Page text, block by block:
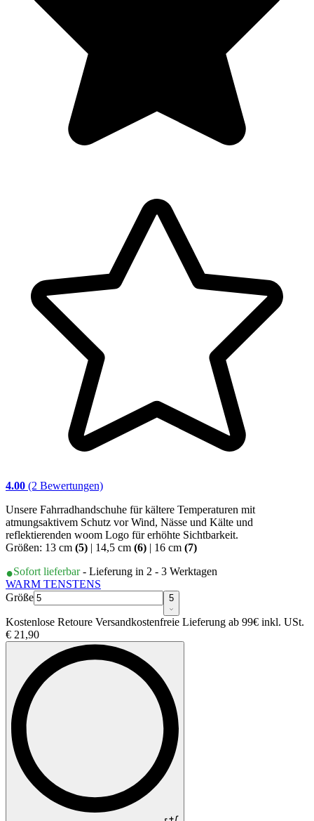
4.00 (2 Bewertungen)
Unsere Fahrradhandschuhe für kältere Temperaturen mit
atmungsaktivem Schutz vor Wind, Nässe und Kälte und
reflektierenden woom Logo für erhöhte Sichtbarkeit.
Größen: 13 cm (5) | 14,5 cm (6) | 16 cm (7)
Sofort lieferbar- Lieferung in 2 - 3 Werktagen
WARM TENSTENS
Größe
5
Kostenlose Retoure Versandkostenfreie Lieferung ab 99€ inkl. USt.
€ 21,90